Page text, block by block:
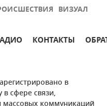
ВИЗУАЛ
КОНТАКТЫ
в
сфере связи,